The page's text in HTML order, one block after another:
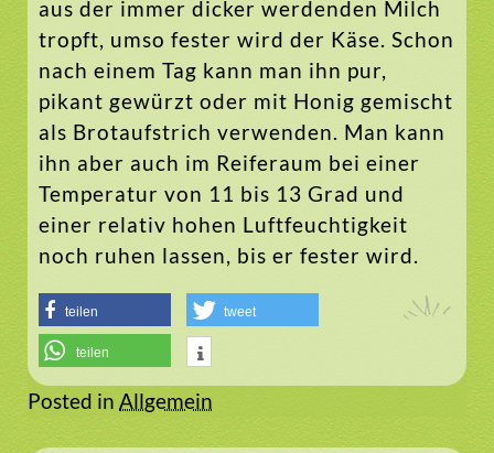
aus der immer dicker werdenden Milch
tropft, umso fester wird der Käse. Schon
nach einem Tag kann man ihn pur,
pikant gewürzt oder mit Honig gemischt
als Brotaufstrich verwenden. Man kann
ihn aber auch im Reiferaum bei einer
Temperatur von 11 bis 13 Grad und
einer relativ hohen Luftfeuchtigkeit
noch ruhen lassen, bis er fester wird.
teilen tweet
teilen
Posted in Allgemein